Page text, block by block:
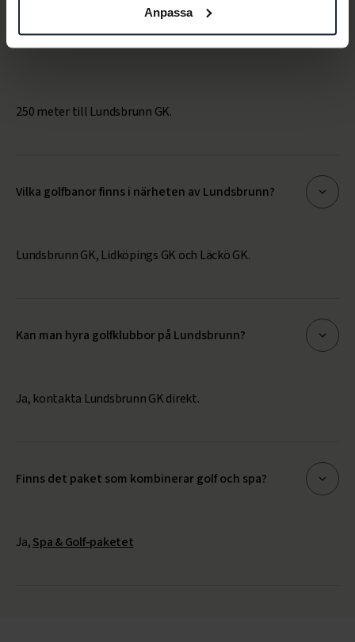
Anpassa
Hur långt är det till golfbanan från hotellet?
250 meter till Lundsbrunn GK.
Vilka golfbanor finns i närheten av Lundsbrunn?
Lundsbrunn GK, Lidköpings GK och Läckö GK.
Kan man hyra golfklubbor på Lundsbrunn?
Ja, kontakta Lundsbrunn GK direkt.
Finns det paket som kombinerar golf och spa?
Ja,Spa & Golf-paketet